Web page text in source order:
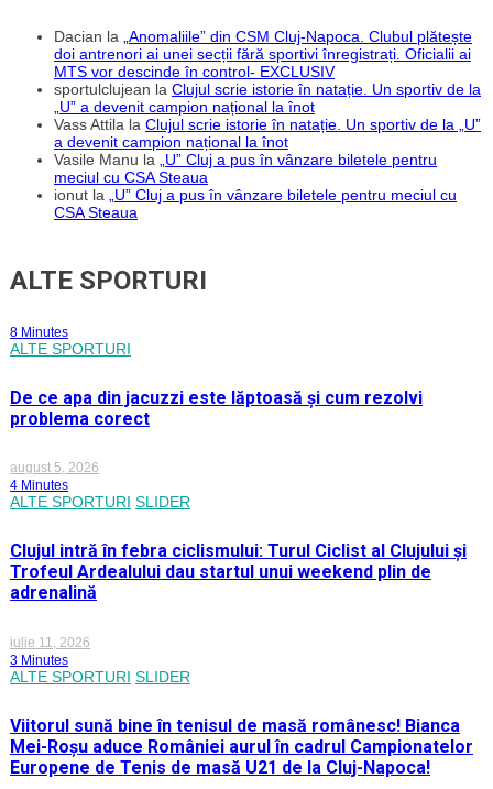
Dacian la
„Anomaliile” din CSM Cluj-Napoca. Clubul plătește
doi antrenori ai unei secții fără sportivi înregistrați. Oficialii ai
MTS vor descinde în control- EXCLUSIV
sportulclujean la Clujul scrie istorie în natație. Un sportiv de la
„U” a devenit campion național la înot
Vass Attila la Clujul scrie istorie în natație. Un sportiv de la „U”
a devenit campion național la înot
Vasile Manu la
„U” Cluj a pus în vânzare biletele pentru
meciul cu CSA Steaua
ionut la
„U” Cluj a pus în vânzare biletele pentru meciul cu
CSA Steaua
ALTE SPORTURI
8 Minutes
ALTE SPORTURI
De ce apa din jacuzzi este lăptoasă și cum rezolvi
problema corect
august 5, 2026
4 Minutes
ALTE SPORTURI SLIDER
Clujul intră în febra ciclismului: Turul Ciclist al Clujului și
Trofeul Ardealului dau startul unui weekend plin de
adrenalină
iulie 11, 2026
3 Minutes
ALTE SPORTURI SLIDER
Viitorul sună bine în tenisul de masă românesc! Bianca
Mei-Roșu aduce României aurul în cadrul Campionatelor
Europene de Tenis de masă U21 de la Cluj-Napoca!